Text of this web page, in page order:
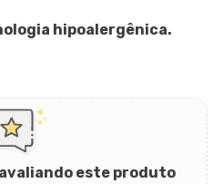
hipoalergênica.
este produto